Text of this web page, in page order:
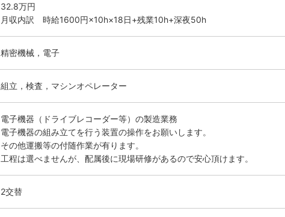
32.8万円
月収内訳 時給1600円×10h×18日+残業10h+深夜50h
精密機械，電子
組立，検査，マシンオペレーター
電子機器（ドライブレコーダー等）の製造業務
電子機器の組み立てを行う装置の操作をお願いします。
その他運搬等の付随作業が有ります。
工程は選べませんが、配属後に現場研修があるので安心頂けます。
2交替